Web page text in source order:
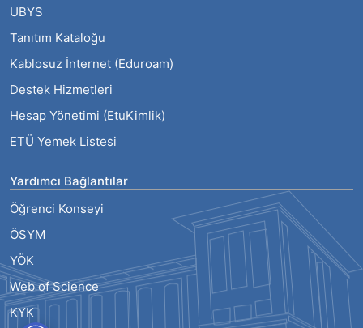
UBYS
Tanıtım Kataloğu
Kablosuz İnternet (Eduroam)
Destek Hizmetleri
Hesap Yönetimi (EtuKimlik)
ETÜ Yemek Listesi
Yardımcı Bağlantılar
Öğrenci Konseyi
ÖSYM
YÖK
Web of Science
KYK